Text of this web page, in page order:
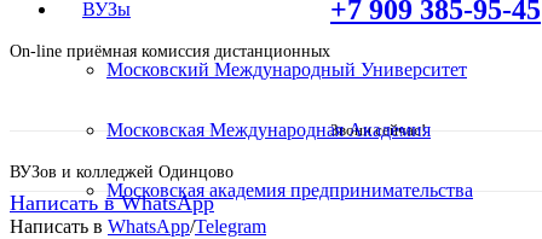
On-line приёмная комиссия дистанционных
ВУЗов и колледжей Одинцово
+7 909 385-95-45
Звони сейчас!
ВУЗы
Московский Международный Университет
Московская Международная Академия
Московская академия предпринимательства
Написать в WhatsApp
Написать в WhatsApp/Telegram